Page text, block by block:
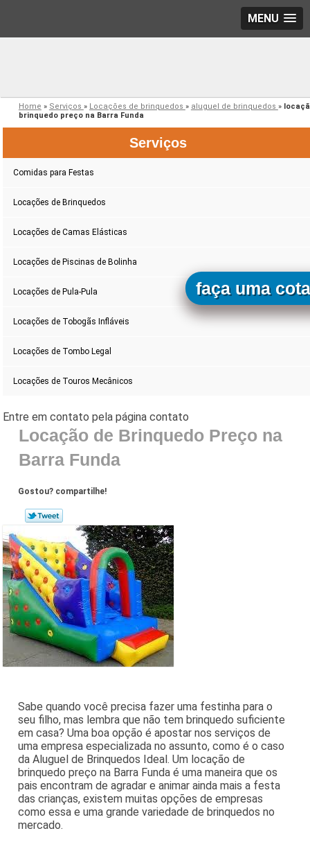
MENU
Home » Serviços » Locações de brinquedos » aluguel de brinquedos »
brinquedo preço na Barra Funda
Serviços
Comidas para Festas
Locações de Brinquedos
Locações de Camas Elásticas
Locações de Piscinas de Bolinha
Locações de Pula-Pula
Locações de Tobogãs Infláveis
Locações de Tombo Legal
Locações de Touros Mecânicos
Locação de Brinquedo Preço na
Barra Funda
Gostou? compartilhe!
Sabe quando você precisa fazer uma festinha para o
seu filho, mas lembra que não tem brinquedo suficiente
em casa? Uma boa opção é apostar nos serviços de
uma empresa especializada no assunto, como é o caso
da Aluguel de Brinquedos Ideal. Um locação de
brinquedo preço na Barra Funda é uma maneira que os
pais encontram de agradar e animar ainda mais a festa
das crianças, existem muitas opções de empresas
como essa e uma grande variedade de brinquedos no
mercado.
faça uma